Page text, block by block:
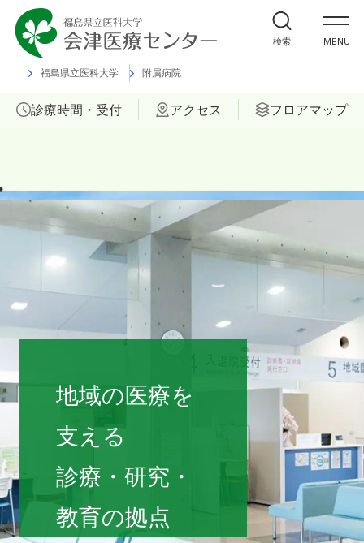
福島県立医科大学 附属病院
MENU
外来受診の方
入院・ご面会の方
診療科
当院について
医療関係者の方へ
診療時間・受付 アクセス フロアマップ
検索
福島県立医科大学 会津診療セン
地域の医療を
支える
診療・研究・
教育の拠点